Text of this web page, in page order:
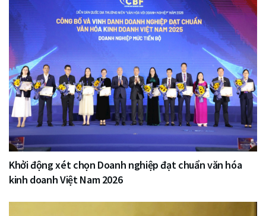
Khởi động xét chọn Doanh nghiệp đạt chuẩn văn hóa
kinh doanh Việt Nam 2026